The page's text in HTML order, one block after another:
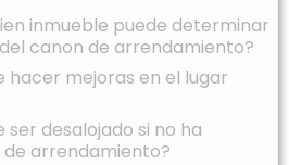
inmueble puede determinar
canon de arrendamiento?
hacer mejoras en el lugar
ser desalojado si no ha
arrendamiento?